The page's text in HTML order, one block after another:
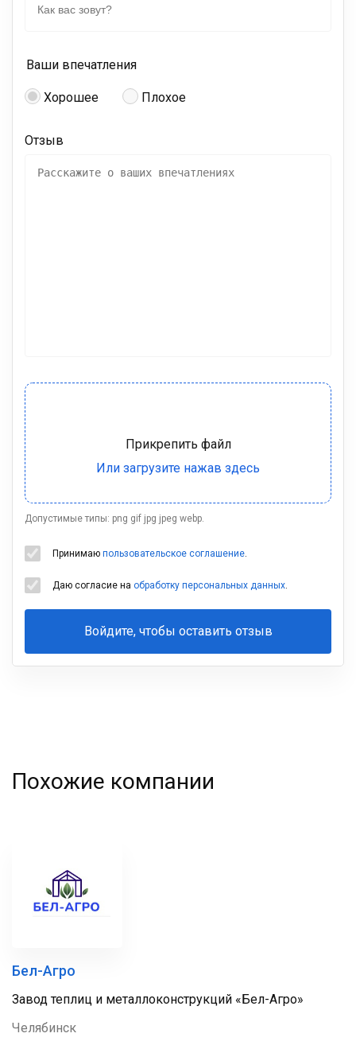
Ваши впечатления
Хорошее Плохое
Отзыв
Допустимые типы: png gif jpg jpeg webp.
Принимаю пользовательское соглашение.
Даю согласие на обработку персональных данных.
Войдите, чтобы оставить отзыв
Ваша
Похожие компании
Бел-Агро
Завод теплиц и металлоконструкций «Бел-Агро»
Челябинск